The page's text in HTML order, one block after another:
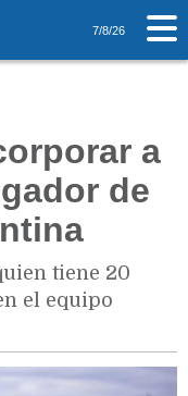
7/8/26
a
de
tiene 20
el equipo